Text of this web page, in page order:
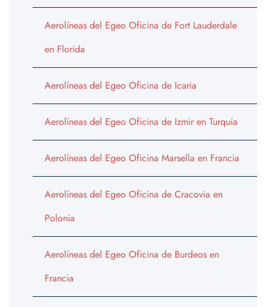
Aerolíneas del Egeo Oficina de Fort Lauderdale
en Florida
Aerolíneas del Egeo Oficina de Icaria
Aerolíneas del Egeo Oficina de Izmir en Turquía
Aerolíneas del Egeo Oficina Marsella en Francia
Aerolíneas del Egeo Oficina de Cracovia en
Polonia
Aerolíneas del Egeo Oficina de Burdeos en
Francia